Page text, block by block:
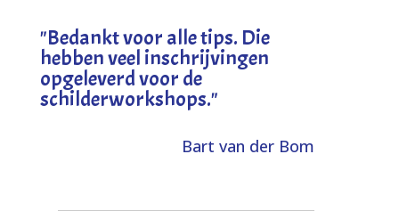
"Bedankt voor alle tips. Die
hebben veel inschrijvingen
opgeleverd voor de
schilderworkshops."
Bart van der Bom